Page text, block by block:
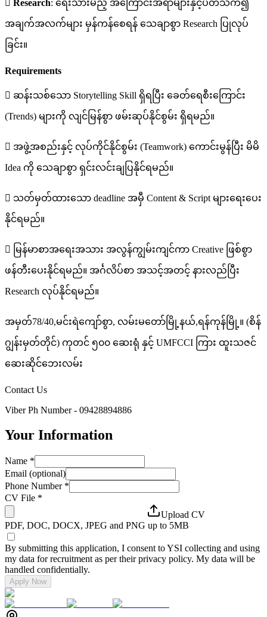
 Research: ရေးသားမည့် အကြောင်းအရာများနှင့်ပတ်သက်၍
အချက်အလက်များ မှန်ကန်စေရန် သေချာစွာ Research ပြုလုပ်
ခြင်း။
Requirements
 ဆန်းသစ်သော Storytelling Skill ရှိရပြီး ခေတ်ရေစီးကြောင်း
(Trends) များကို လျင်မြန်စွာ ဖမ်းဆုပ်နိုင်စွမ်း ရှိရမည်။
 အဖွဲ့အစည်းနှင့် လုပ်ကိုင်နိုင်စွမ်း (Teamwork) ကောင်းမွန်ပြီး မိမိ
Idea ကို သေချာစွာ ရှင်းလင်းချပြနိုင်ရမည်။
 သတ်မှတ်ထားသော deadline အမှီ Content & Script များရေးပေး
နိုင်ရမည်။
 မြန်မာစာအရေးအသား အလွန်ကျွမ်းကျင်ကာ Creative ဖြစ်စွာ
ဖန်တီးပေးနိုင်ရမည်။ အင်္ဂလိပ်စာ အသင့်အတင့် နားလည်ပြီး
Research လုပ်နိုင်ရမည်။
အမှတ်78/40,မင်းရဲကျော်စွာ, လမ်းမတော်မြို့နယ်,ရန်ကုန်မြို့။ (စိန်
ဂျွန်းမှတ်တိုင်) ကုတင် ၅၀၀ ဆေးရုံ နှင့် UMFCCI ကြား ထူးသဇင်
ဆေးဆိုင်ဘေးလမ်း
Contact Us
Viber Ph Number - 09428894886
Your Information
Name *
Email (optional)
Phone Number *
CV File *
Upload CV
PDF, DOC, DOCX, JPEG and PNG up to 5MB
By submitting this application, I consent to YSI collecting and using
my data for recruitment as per their privacy policy. My data will be
handled confidentially.
Apply Now